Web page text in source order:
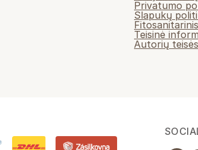
Privatumo
Slapukų
Teisinė
Autorių teisės